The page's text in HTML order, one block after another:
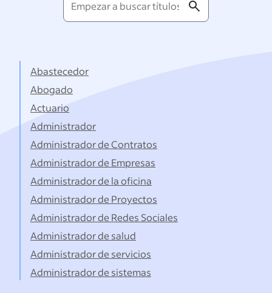
a
Abastecedor
Abogado
Actuario
Administrador
Administrador de Contratos
Administrador de Empresas
Administrador de la oficina
Administrador de Proyectos
Administrador de Redes Sociales
Administrador de salud
Administrador de servicios
Administrador de sistemas